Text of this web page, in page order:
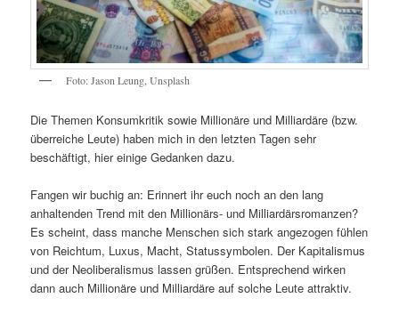
Foto: Jason Leung, Unsplash
Die Themen Konsumkritik sowie Millionäre und Milliardäre (bzw.
überreiche Leute) haben mich in den letzten Tagen sehr
beschäftigt, hier einige Gedanken dazu.
Fangen wir buchig an: Erinnert ihr euch noch an den lang
anhaltenden Trend mit den Millionärs- und Milliardärsromanzen?
Es scheint, dass manche Menschen sich stark angezogen fühlen
von Reichtum, Luxus, Macht, Statussymbolen. Der Kapitalismus
und der Neoliberalismus lassen grüßen. Entsprechend wirken
dann auch Millionäre und Milliardäre auf solche Leute attraktiv.